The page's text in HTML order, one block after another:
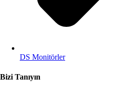
DS Monitörler
Bizi Tanıyın